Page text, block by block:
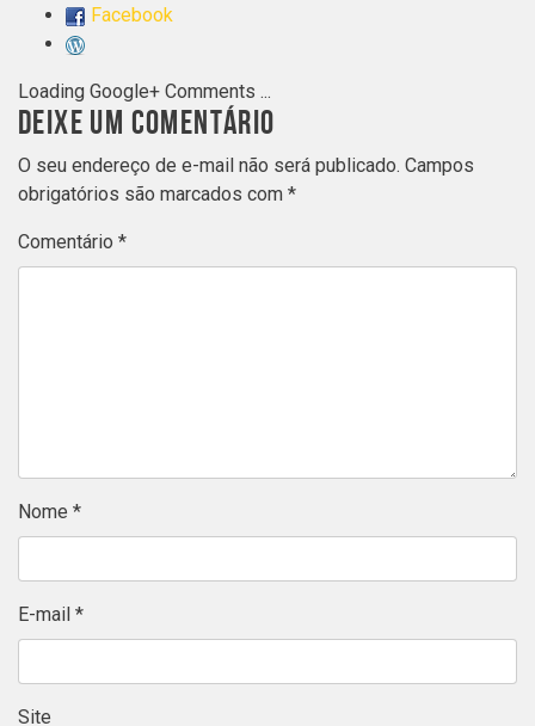
Facebook
Loading Google+ Comments ...
DEIXE UM COMENTÁRIO
O seu endereço de e-mail não será publicado. Campos
obrigatórios são marcados com *
Comentário *
Nome *
E-mail *
Site